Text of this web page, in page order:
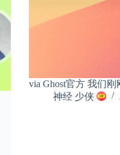
via Ghost官方 我们
神经 少侠